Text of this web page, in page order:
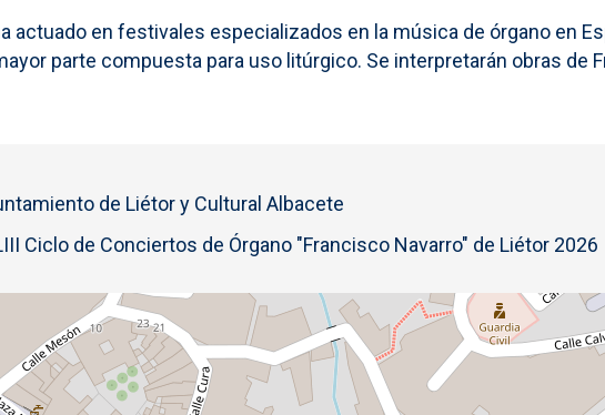
actuado en festivales especializados en la música de órgano en
parte compuesta para uso litúrgico. Se interpretarán obras de
de Liétor y Cultural Albacete
Ciclo de Conciertos de Órgano "Francisco Navarro" de Liétor 2026